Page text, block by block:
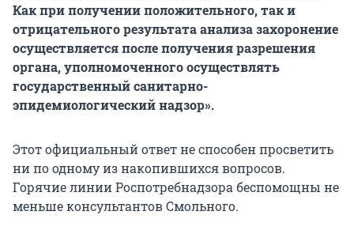
Как при получении положительного, так и
отрицательного результата анализа захоронение
осуществляется после получения разрешения
органа, уполномоченного осуществлять
государственный санитарно-
эпидемиологический надзор».
Этот официальный ответ не способен просветить
ни по одному из накопившихся вопросов.
Горячие линии Роспотребнадзора беспомощны не
меньше консультантов Смольного.